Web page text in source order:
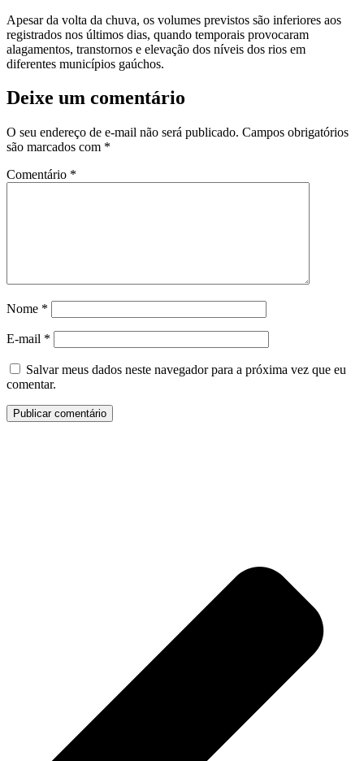
Apesar da volta da chuva, os volumes previstos são inferiores aos
registrados nos últimos dias, quando temporais provocaram
alagamentos, transtornos e elevação dos níveis dos rios em
diferentes municípios gaúchos.
Deixe um comentário
O seu endereço de e-mail não será publicado. Campos obrigatórios
são marcados com *
Comentário *
Nome *
E-mail *
Salvar meus dados neste navegador para a próxima vez que eu
comentar.